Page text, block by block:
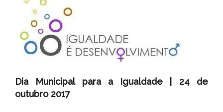
Dia Municipal para a Igualdade | 24 de
outubro 2017